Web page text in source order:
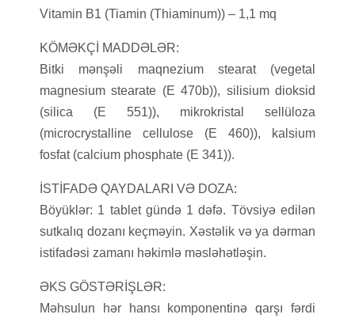
Vitamin B1 (Tiamin (Thiaminum)) – 1,1 mq
KÖMƏKÇİ MADDƏLƏR:
Bitki mənşəli maqnezium stearat (vegetal
magnesium stearate (E 470b)), silisium dioksid
(silica (E 551)), mikrokristal sellüloza
(microcrystalline cellulose (E 460)), kalsium
fosfat (calcium phosphate (E 341)).
İSTİFADƏ QAYDALARI VƏ DOZA:
Böyüklər: 1 tablet gündə 1 dəfə. Tövsiyə edilən
sutkalıq dozanı keçməyin. Xəstəlik və ya dərman
istifadəsi zamanı həkimlə məsləhətləşin.
ƏKS GÖSTƏRİŞLƏR:
Məhsulun hər hansı komponentinə qarşı fərdi